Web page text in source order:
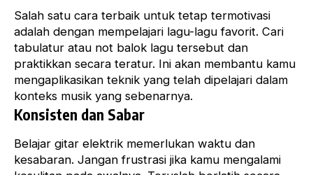
Salah satu cara terbaik untuk tetap termotivasi
adalah dengan mempelajari lagu-lagu favorit. Cari
tabulatur atau not balok lagu tersebut dan
praktikkan secara teratur. Ini akan membantu kamu
mengaplikasikan teknik yang telah dipelajari dalam
konteks musik yang sebenarnya.
Konsisten dan Sabar
Belajar gitar elektrik memerlukan waktu dan
kesabaran. Jangan frustrasi jika kamu mengalami